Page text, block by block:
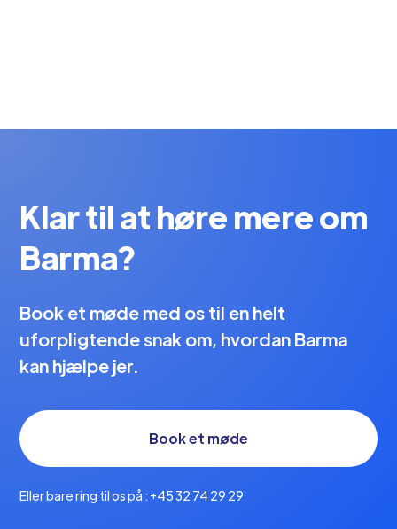
Klar til at høre mere om
Barma?
Book et møde med os til en helt
uforpligtende snak om, hvordan Barma
kan hjælpe jer.
Book et møde
Eller bare ring til os på : +45 32 74 29 29